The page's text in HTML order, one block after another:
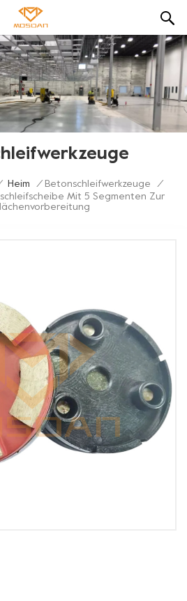
Heim / Betonschleifwerkzeuge
/
Mit 5 Segmenten Zur